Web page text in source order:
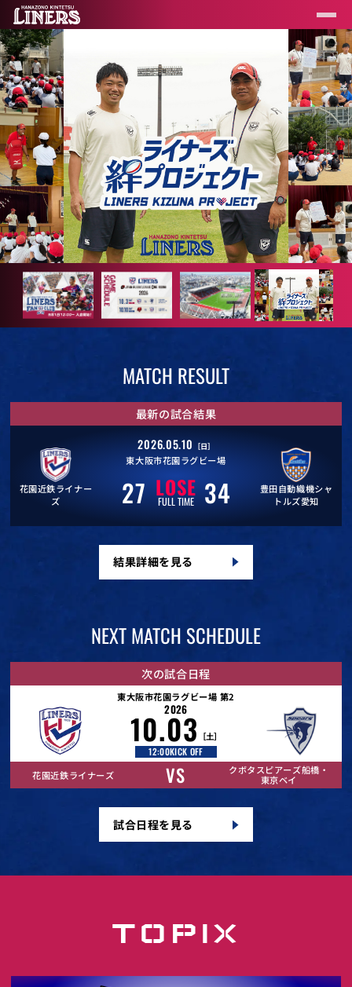
MATCH RESULT
最新の試合結果
花園近鉄ライナー
ズ
2026.05.10 ［日］
東大阪市花園ラグビー場
27 LOSE
FULL TIME 34
豊田自動織機シャ
トルズ愛知
結果詳細を見る
NEXT MATCH SCHEDULE
次の試合日程
東大阪市花園ラグビー場 第2
2026
10.03 ［土］
12:00KICK OFF
花園近鉄ライナーズ
VS
クボタスピアーズ船橋・
東京ベイ
試合日程を見る
TOPIX